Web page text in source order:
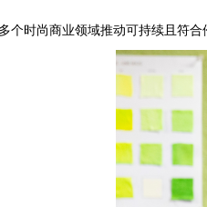
多个时尚商业领域推动可持续且符合